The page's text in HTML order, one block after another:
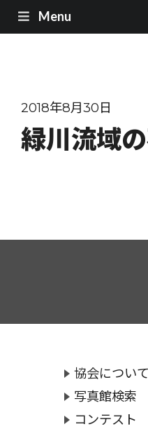
Menu
2018年8月30日
緑川流域
協会について
写真館検索
コンテスト